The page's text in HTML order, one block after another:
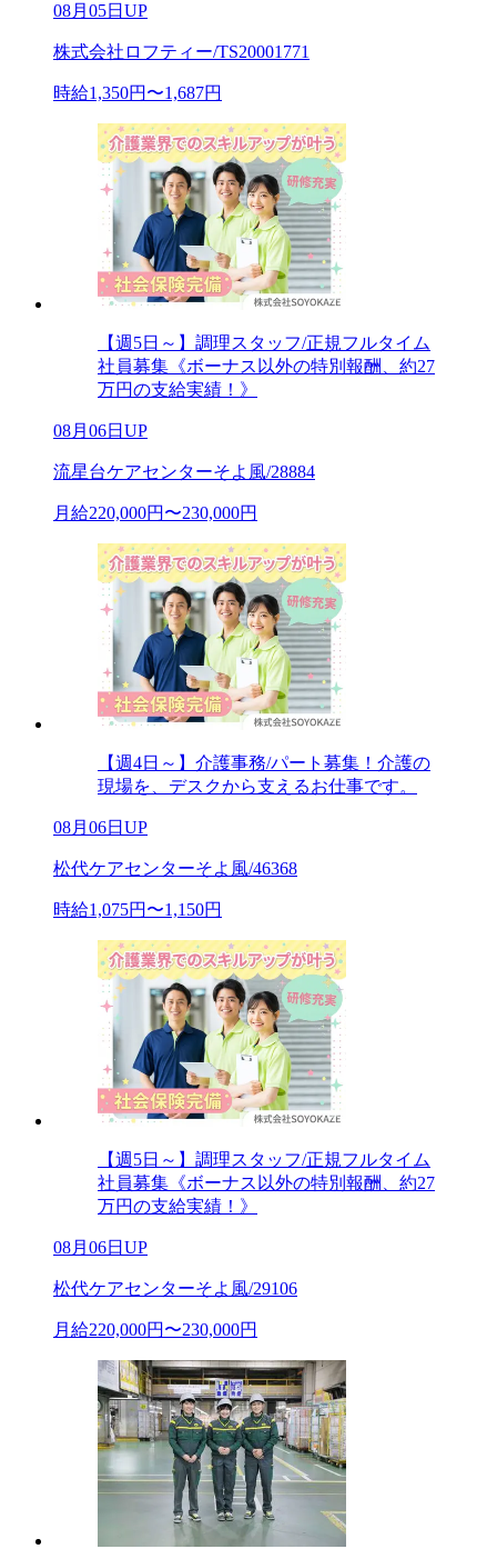
08月05日UP
株式会社ロフティー/TS20001771
時給1,350円〜1,687円
【週5日～】調理スタッフ/正規フルタイム
社員募集《ボーナス以外の特別報酬、約27
万円の支給実績！》
08月06日UP
流星台ケアセンターそよ風/28884
月給220,000円〜230,000円
【週4日～】介護事務/パート募集！介護の
現場を、デスクから支えるお仕事です。
08月06日UP
松代ケアセンターそよ風/46368
時給1,075円〜1,150円
【週5日～】調理スタッフ/正規フルタイム
社員募集《ボーナス以外の特別報酬、約27
万円の支給実績！》
08月06日UP
松代ケアセンターそよ風/29106
月給220,000円〜230,000円